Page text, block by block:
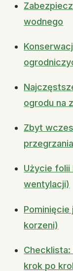
wodnego
ogrodu na
Zbyt
Użycie
wentylacji)
Pominięcie
korzeni)
krok po